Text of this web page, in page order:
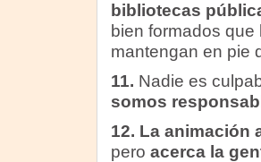
bibliotecas
bien formados
mantengan en pie
11. Nadie es
somos
12. La animación
pero acerca la